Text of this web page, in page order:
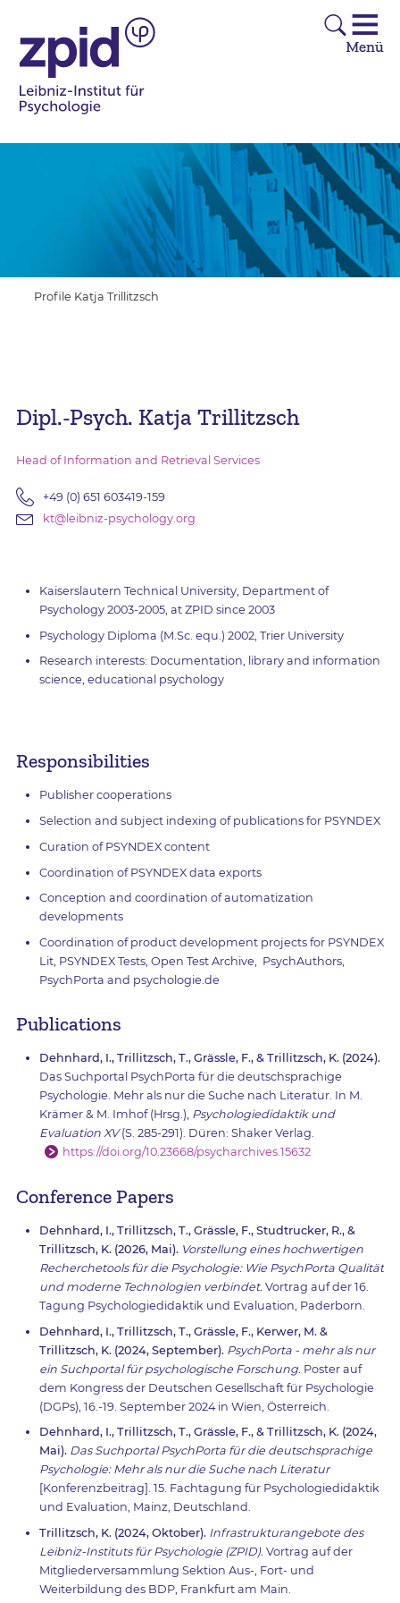
Profile Katja Trillitzsch
Dipl.-Psych. Katja Trillitzsch
Head of Information and Retrieval Services
+49 (0) 651 603419-159
kt@leibniz-psychology.org
Kaiserslautern Technical University, Department of
Psychology 2003-2005, at ZPID since 2003
Psychology Diploma (M.Sc. equ.) 2002, Trier University
Research interests: Documentation, library and information
science, educational psychology
Responsibilities
Publisher cooperations
Selection and subject indexing of publications for PSYNDEX
Curation of PSYNDEX content
Coordination of PSYNDEX data exports
Conception and coordination of automatization
developments
Coordination of product development projects for PSYNDEX
Lit, PSYNDEX Tests, Open Test Archive, PsychAuthors,
PsychPorta and psychologie.de
Publications
Dehnhard, I., Trillitzsch, T., Grässle, F., & Trillitzsch, K. (2024).
Das Suchportal PsychPorta für die deutschsprachige
Psychologie. Mehr als nur die Suche nach Literatur. In M.
Krämer & M. Imhof (Hrsg.), Psychologiedidaktik und
Evaluation XV(S. 285-291). Düren: Shaker Verlag.
https://doi.org/10.23668/psycharchives.15632
Conference Papers
Dehnhard, I., Trillitzsch, T., Grässle, F., Studtrucker, R., &
Trillitzsch, K. (2026, Mai). Vorstellung eines hochwertigen
Recherchetools für die Psychologie: Wie PsychPorta Qualität
und moderne Technologien verbindet. Vortrag auf der 16.
Tagung Psychologiedidaktik und Evaluation, Paderborn.
Dehnhard, I., Trillitzsch, T., Grässle, F., Kerwer, M. &
Trillitzsch, K. (2024, September). PsychPorta - mehr als nur
ein Suchportal für psychologische Forschung. Poster auf
dem Kongress der Deutschen Gesellschaft für Psychologie
(DGPs), 16.-19. September 2024 in Wien, Österreich.
Dehnhard, I., Trillitzsch, T., Grässle, F., & Trillitzsch, K. (2024,
Mai). Das Suchportal PsychPorta für die deutschsprachige
Psychologie: Mehr als nur die Suche nach Literatur
[Konferenzbeitrag]. 15. Fachtagung für Psychologiedidaktik
und Evaluation, Mainz, Deutschland.
Trillitzsch, K. (2024, Oktober). Infrastrukturangebote des
Leibniz-Instituts für Psychologie (ZPID). Vortrag auf der
Mitgliederversammlung Sektion Aus-, Fort- und
Weiterbildung des BDP, Frankfurt am Main.